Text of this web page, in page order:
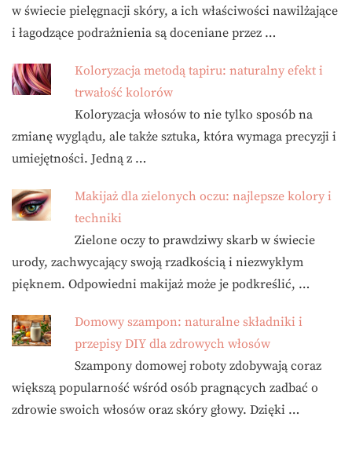
w świecie pielęgnacji skóry, a ich właściwości nawilżające
i łagodzące podrażnienia są doceniane przez …
Koloryzacja metodą tapiru: naturalny efekt i
trwałość kolorów
Koloryzacja włosów to nie tylko sposób na
zmianę wyglądu, ale także sztuka, która wymaga precyzji i
umiejętności. Jedną z …
Makijaż dla zielonych oczu: najlepsze kolory i
techniki
Zielone oczy to prawdziwy skarb w świecie
urody, zachwycający swoją rzadkością i niezwykłym
pięknem. Odpowiedni makijaż może je podkreślić, …
Domowy szampon: naturalne składniki i
przepisy DIY dla zdrowych włosów
Szampony domowej roboty zdobywają coraz
większą popularność wśród osób pragnących zadbać o
zdrowie swoich włosów oraz skóry głowy. Dzięki …